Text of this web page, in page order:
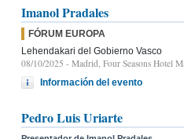
Imanol Pradales
FÓRUM EUROPA
Lehendakari del Gobierno Vasco
08/10/2025 - Madrid, Four Seasons Hotel
Información del evento
Pedro Luis Uriarte